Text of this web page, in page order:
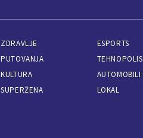
ZDRAVLJE
PUTOVANJA
KULTURA
SUPERŽENA
ESPORTS
TEHNOPOLIS
AUTOMOBILI
LOKAL